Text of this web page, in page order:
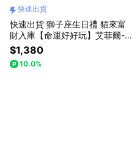
快速出貨
快速出貨 獅子座生日禮 貓來富
財入庫【命運好好玩】艾菲爾-雙
倍賺爆招財貓
$1,380
10.0%